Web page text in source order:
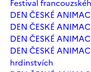
Festival
DEN ČESKÉ
DEN ČESKÉ
DEN ČESKÉ
DEN ČESKÉ
hrdinstvích